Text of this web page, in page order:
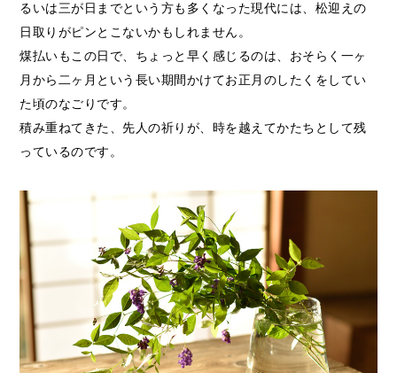
るいは三が日までという方も多くなった現代には、松迎えの
日取りがピンとこないかもしれません。
煤払いもこの日で、ちょっと早く感じるのは、おそらく一ヶ
月から二ヶ月という長い期間かけてお正月のしたくをしてい
た頃のなごりです。
積み重ねてきた、先人の祈りが、時を越えてかたちとして残
っているのです。